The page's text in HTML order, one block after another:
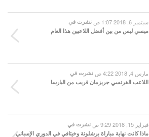
نشرت في سبتمبر 6, 2018 1:07 ص
ميسي ليس من بين أفضل اللاعبين هذا العام
نشرت في مارس 4, 2018 4:22 ص
اللاعب الفرنسي جريزمان قريب من البارسا
نشرت في فبراير 15, 2018 9:29 ص
ماذا كانت نهاية مباراة برشلونة وخيتافي في الدوري الإسباني